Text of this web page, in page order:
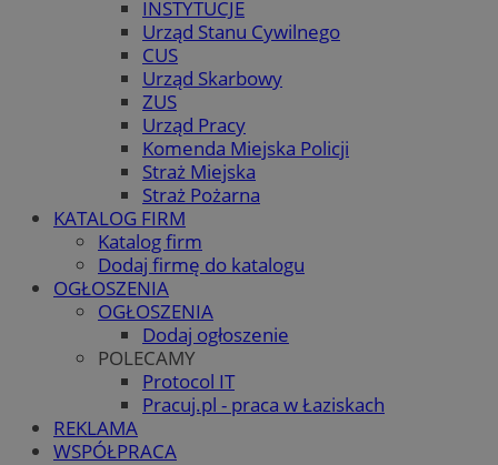
INSTYTUCJE
Urząd Stanu Cywilnego
CUS
Urząd Skarbowy
ZUS
Urząd Pracy
Komenda Miejska Policji
Straż Miejska
Straż Pożarna
KATALOG FIRM
Katalog firm
Dodaj firmę do katalogu
OGŁOSZENIA
OGŁOSZENIA
Dodaj ogłoszenie
POLECAMY
Protocol IT
Pracuj.pl - praca w Łaziskach
REKLAMA
WSPÓŁPRACA